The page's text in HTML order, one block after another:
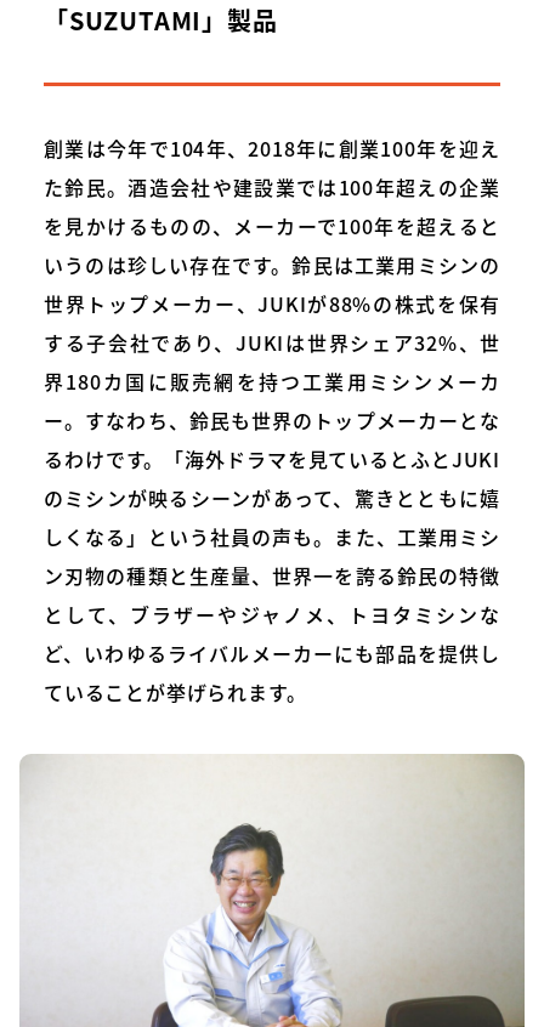
「SUZUTAMI」製品
創業は今年で104年、2018年に創業100年を迎え
た鈴民。酒造会社や建設業では100年超えの企業
を見かけるものの、メーカーで100年を超えると
いうのは珍しい存在です。鈴民は工業用ミシンの
世界トップメーカー、JUKIが88%の株式を保有
する子会社であり、JUKIは世界シェア32%、世
界180カ国に販売網を持つ工業用ミシンメーカ
ー。すなわち、鈴民も世界のトップメーカーとな
るわけです。「海外ドラマを見ているとふとJUKI
のミシンが映るシーンがあって、驚きとともに嬉
しくなる」という社員の声も。また、工業用ミシ
ン刃物の種類と生産量、世界一を誇る鈴民の特徴
として、ブラザーやジャノメ、トヨタミシンな
ど、いわゆるライバルメーカーにも部品を提供し
ていることが挙げられます。